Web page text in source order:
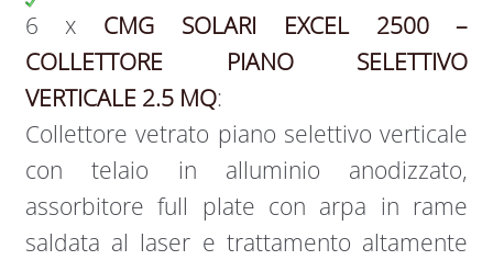
6 x CMG SOLARI EXCEL 2500 –
COLLETTORE PIANO SELETTIVO
VERTICALE 2.5 MQ:
Collettore vetrato piano selettivo verticale
con telaio in alluminio anodizzato,
assorbitore full plate con arpa in rame
saldata al laser e trattamento altamente